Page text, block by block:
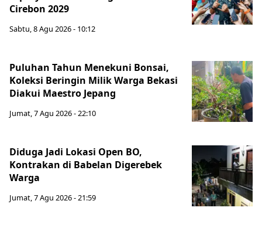
Cirebon 2029
Sabtu, 8 Agu 2026 - 10:12
Puluhan Tahun Menekuni Bonsai,
Koleksi Beringin Milik Warga Bekasi
Diakui Maestro Jepang
Jumat, 7 Agu 2026 - 22:10
Diduga Jadi Lokasi Open BO,
Kontrakan di Babelan Digerebek
Warga
Jumat, 7 Agu 2026 - 21:59